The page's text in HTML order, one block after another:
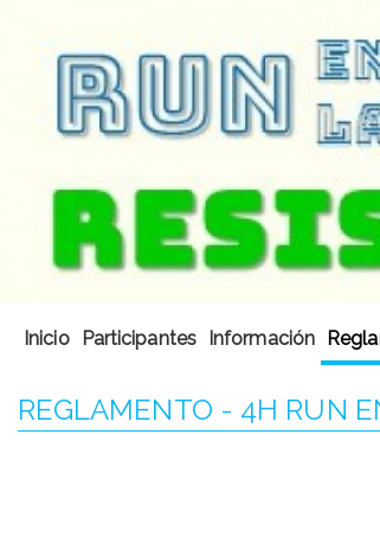
Inicio Participantes Información
REGLAMENTO - 4H RUN